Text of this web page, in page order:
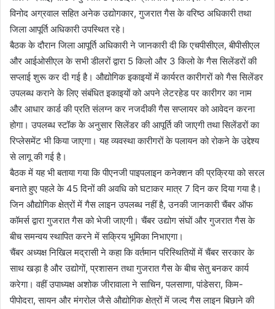
विनोद अग्रवाल सहित अनेक उद्योगकार, गुजरात गैस के वरिष्ठ अधिकारी तथा
जिला आपूर्ति अधिकारी उपस्थित रहे।
बैठक के दौरान जिला आपूर्ति अधिकारी ने जानकारी दी कि एचपीसीएल, बीपीसीएल
और आईओसीएल के सभी डीलरों द्वारा 5 किलो और 3 किलो के गैस सिलेंडरों की
सप्लाई शुरू कर दी गई है। औद्योगिक इकाइयों में कार्यरत कारीगरों को गैस सिलेंडर
उपलब्ध कराने के लिए संबंधित इकाइयों को अपने लेटरहेड पर कारीगर का नाम
और आधार कार्ड की प्रति संलग्न कर नजदीकी गैस सप्लायर को आवेदन करना
होगा। उपलब्ध स्टॉक के अनुसार सिलेंडर की आपूर्ति की जाएगी तथा सिलेंडरों का
रिप्लेसमेंट भी किया जाएगा। यह व्यवस्था कारीगरों के पलायन को रोकने के उद्देश्य
से लागू की गई है।
बैठक में यह भी बताया गया कि पीएनजी पाइपलाइन कनेक्शन की प्रक्रिया को सरल
बनाते हुए पहले के 45 दिनों की अवधि को घटाकर मात्र 7 दिन कर दिया गया है।
जिन औद्योगिक क्षेत्रों में गैस लाइन उपलब्ध नहीं है, उनकी जानकारी चैंबर ऑफ
कॉमर्स द्वारा गुजरात गैस को भेजी जाएगी। चैंबर उद्योग संघों और गुजरात गैस के
बीच समन्वय स्थापित करने में सक्रिय भूमिका निभाएगा।
चैंबर अध्यक्ष निखिल मद्रासी ने कहा कि वर्तमान परिस्थितियों में चैंबर सरकार के
साथ खड़ा है और उद्योगों, प्रशासन तथा गुजरात गैस के बीच सेतु बनकर कार्य
करेगा। वहीं उपाध्यक्ष अशोक जीरावाला ने साचिन, पलसाणा, पांडेसरा, किम-
पीपोदरा, सायन और मंगरोल जैसे औद्योगिक क्षेत्रों में जल्द गैस लाइन बिछाने की